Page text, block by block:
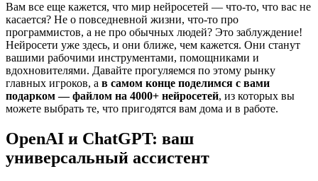
Вам все еще кажется, что мир нейросетей — что-то, что вас не
касается? Не о повседневной жизни, что-то про
программистов, а не про обычных людей? Это заблуждение!
Нейросети уже здесь, и они ближе, чем кажется. Они станут
вашими рабочими инструментами, помощниками и
вдохновителями. Давайте прогуляемся по этому рынку
главных игроков, а в самом конце поделимся с вами
подарком — файлом на 4000+ нейросетей, из которых вы
можете выбрать те, что пригодятся вам дома и в работе.
OpenAI и ChatGPT: ваш
универсальный ассистент